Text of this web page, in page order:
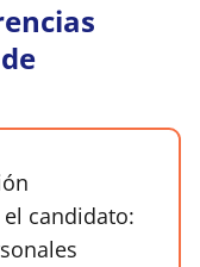
candidato: